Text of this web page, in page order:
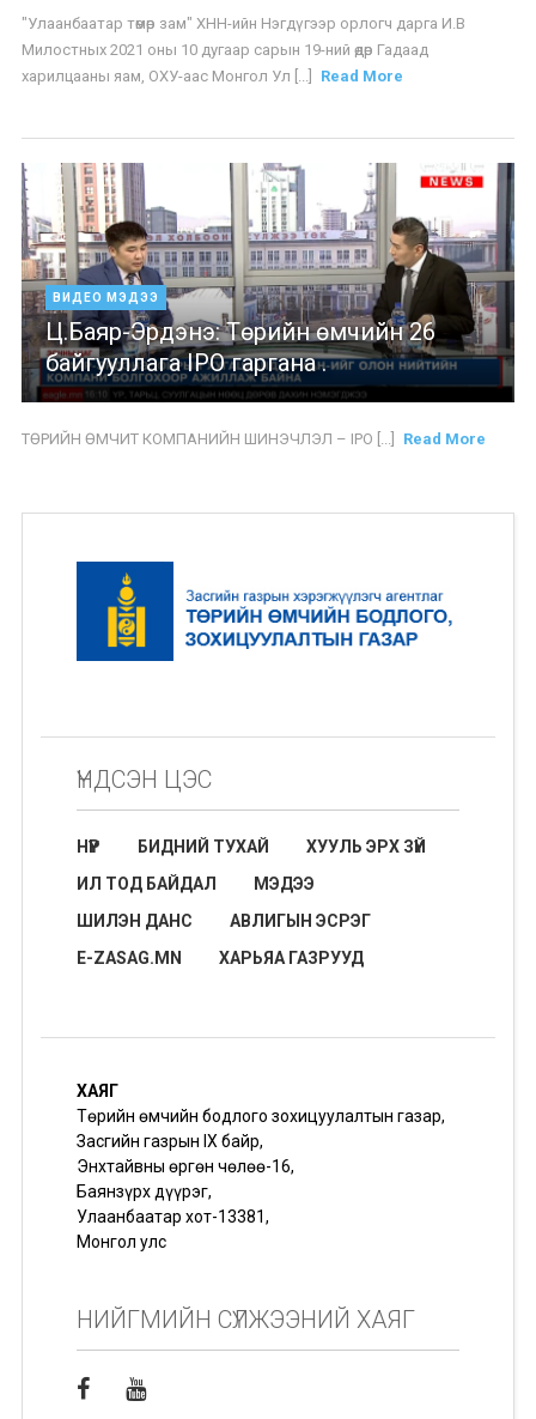
"Улаанбаатар төмөр зам" ХНН-ийн Нэгдүгээр орлогч дарга И.В
Милостных 2021 оны 10 дугаар сарын 19-ний өдөр Гадаад
харилцааны яам, ОХУ-аас Монгол Ул [...]
Read More
ВИДЕО МЭДЭЭ
Ц.Баяр-Эрдэнэ: Төрийн өмчийн 26
байгууллага IPO гаргана .
ТӨРИЙН ӨМЧИТ КОМПАНИЙН ШИНЭЧЛЭЛ – IPO [...] Read More
ҮНДСЭН ЦЭС
НҮҮР БИДНИЙ ТУХАЙ
ХУУЛЬ ЭРХ ЗҮЙ
ИЛ ТОД БАЙДАЛ
МЭДЭЭ
ШИЛЭН ДАНС
АВЛИГЫН ЭСРЭГ
E-ZASAG.MN
ХАРЬЯА ГАЗРУУД
ХАЯГ
Төрийн өмчийн бодлого зохицуулалтын газар,
Засгийн газрын IX байр,
Энхтайвны өргөн чөлөө-16,
Баянзүрх дүүрэг,
Улаанбаатар хот-13381,
Монгол улс
НИЙГМИЙН СҮЛЖЭЭНИЙ ХАЯГ